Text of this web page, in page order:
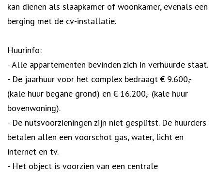
kan dienen als slaapkamer of woonkamer, evenals een
berging met de cv-installatie.
Huurinfo:
- Alle appartementen bevinden zich in verhuurde staat.
- De jaarhuur voor het complex bedraagt € 9.600,-
(kale huur begane grond) en € 16.200,- (kale huur
bovenwoning).
- De nutsvoorzieningen zijn niet gesplitst. De huurders
betalen allen een voorschot gas, water, licht en
internet en tv.
- Het object is voorzien van een centrale